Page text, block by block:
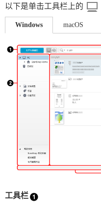
以下是单击工具栏上的
Windows
工具栏
macOS